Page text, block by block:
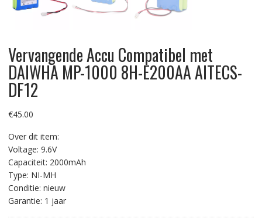
Vervangende Accu Compatibel met
DAIWHA MP-1000 8H-E200AA AITECS-
DF12
€45.00
Over dit item:
Voltage: 9.6V
Capaciteit: 2000mAh
Type: NI-MH
Conditie: nieuw
Garantie: 1 jaar